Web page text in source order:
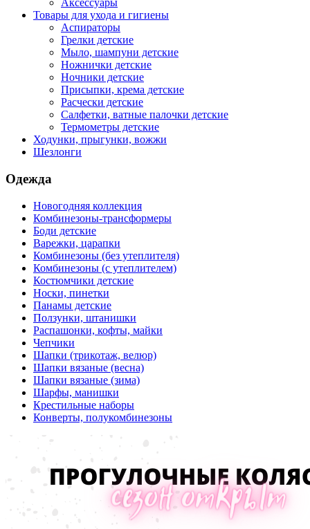
Аксессуары
Товары для ухода и гигиены
Аспираторы
Грелки детские
Мыло, шампуни детские
Ножнички детские
Ночники детские
Присыпки, крема детские
Расчески детские
Салфетки, ватные палочки детские
Термометры детские
Ходунки, прыгунки, вожжи
Шезлонги
Одежда
Новогодняя коллекция
Комбинезоны-трансформеры
Боди детские
Варежки, царапки
Комбинезоны (без утеплителя)
Комбинезоны (с утеплителем)
Костюмчики детские
Носки, пинетки
Панамы детские
Ползунки, штанишки
Распашонки, кофты, майки
Чепчики
Шапки (трикотаж, велюр)
Шапки вязаные (весна)
Шапки вязаные (зима)
Шарфы, манишки
Крестильные наборы
Конверты, полукомбинезоны